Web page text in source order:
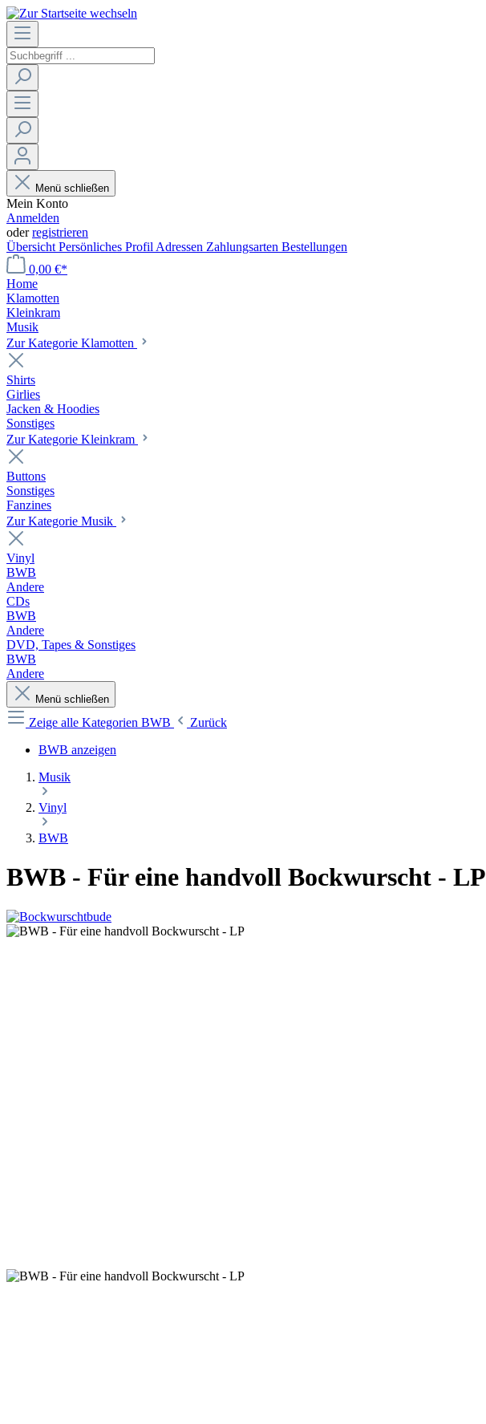
Menü schließen
Mein Konto
Anmelden
oderregistrieren
Übersicht Persönliches Profil Adressen Zahlungsarten Bestellungen
0,00 €*
Home
Klamotten
Kleinkram
Musik
Zur Kategorie Klamotten
Shirts
Girlies
Jacken & Hoodies
Sonstiges
Zur Kategorie Kleinkram
Buttons
Sonstiges
Fanzines
Zur Kategorie Musik
Vinyl
BWB
Andere
CDs
BWB
Andere
DVD, Tapes & Sonstiges
BWB
Andere
Menü schließen
Zeige alle Kategorien BWB
Zurück
BWB anzeigen
Musik
Vinyl
BWB
BWB - Für eine handvoll Bockwurscht - LP